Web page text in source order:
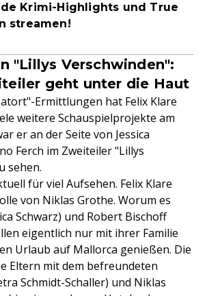
Krimi-Highlights und True
streamen!
"Lillys Verschwinden":
geht unter die Haut
Ermittlungen hat Felix Klare
weitere Schauspielprojekte am
er an der Seite von Jessica
Ferch im Zweiteiler "Lillys
sehen.
für viel Aufsehen. Felix Klare
von Niklas Grothe. Worum es
Schwarz) und Robert Bischoff
eigentlich nur mit ihrer Familie
Urlaub auf Mallorca genießen. Die
Eltern mit dem befreundeten
Schmidt-Schaller) und Niklas